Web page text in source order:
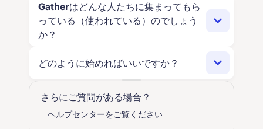
そんなことはありません！Gatherでは、お互
いの存在を感じ合えることが大切にされてい
ます。あなたがチームのみんなを見られるの
見えているんですよ。これは監視ではなく、
お互いの存在を感じて、いつでも話しかけや
すい雰囲気を作るためのものです。集中した
い時はステータスを「フォーカスモード」に
設定して、チームのメンバーにも同じように
Gatherはどんな人たちに集まってもら
っている（使われている）のでしょう
か？
あらゆる規模のリモートファースト企業や分
散型チームが、バーチャルオフィスとして
Gatherを活用しています！初期段階のスター
トアップからクリエイティブ代理店、そして
実績ある大企業まで、さまざまなチームが
どのように始めればいいですか？
Gatherを始めるのはとっても簡単！しかも、
最初の30日間は無料でご利用いただけま
さらにご質問がある場合？
ヘルプセンターをご覧ください